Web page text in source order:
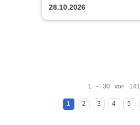
28.10.2026
1 - 30 von 141
1 2 3 4 5